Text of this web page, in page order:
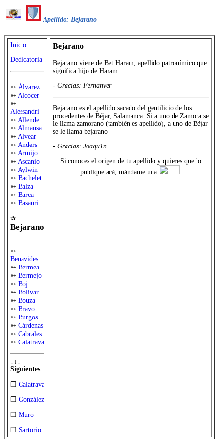
Apellido: Bejarano
Inicio
Dedicatoria
➳ Álvarez
➳ Alcocer
➳
Alessandri
➳ Allende
➳ Almansa
➳ Alvear
➳ Anders
➳ Armijo
➳ Ascanio
➳ Aylwin
➳ Bachelet
➳ Balza
➳ Barca
➳ Basauri
✰
Bejarano
➳
Benavides
➳ Bermea
➳ Bermejo
➳ Boj
➳ Bolivar
➳ Bouza
➳ Bravo
➳ Burgos
➳ Cárdenas
➳ Cabrales
➳ Calatrava
↓↓↓
Siguientes
❒ Calatrava
❒ González
❒ Muro
❒ Sartorio
Bejarano
Bejarano viene de Bet Haram, apellido patronímico que
significa hijo de Haram.
- Gracias: Fernanver
Bejarano es el apellido sacado del gentilicio de los
procedentes de Béjar, Salamanca. Si a uno de Zamora se
le llama zamorano (también es apellido), a uno de Béjar
se le llama bejarano
- Gracias: Joaqu1n
Si conoces el origen de tu apellido y quieres que lo
publique acá, mándame una